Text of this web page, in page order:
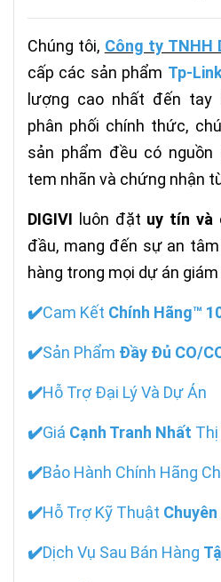
Chúng tôi, Công ty TNHH
cấp các sản phẩm Tp-
lượng cao nhất đến tay
phân phối chính thức,
sản phẩm đều có
tem nhãn và chứng nhận
DIGIVI luôn đặt uy tín và
đầu, mang đến sự an
hàng trong mọi dự án
✔️Cam Kết Chính Hãng™
✔️Sản Phẩm Đầy Đủ CO/
✔️Hỗ Trợ Đại Lý Và Dự Án
✔️Giá Cạnh Tranh Nhất
✔️Bảo Hành Chính Hãng
✔️Hỗ Trợ Kỹ Thuật
✔️Dịch Vụ Sau Bán Hàng